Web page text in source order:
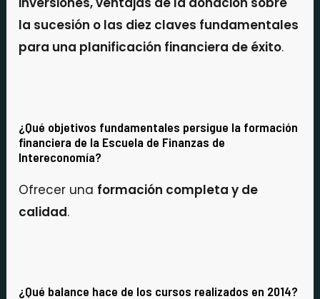
la sucesión o las diez claves fundamentales
para una planificación financiera de éxito.
¿Qué objetivos fundamentales persigue la formación
financiera de la Escuela de Finanzas de
Intereconomía?
Ofrecer una formación completa y de
calidad.
¿Qué balance hace de los cursos realizados en 2014?